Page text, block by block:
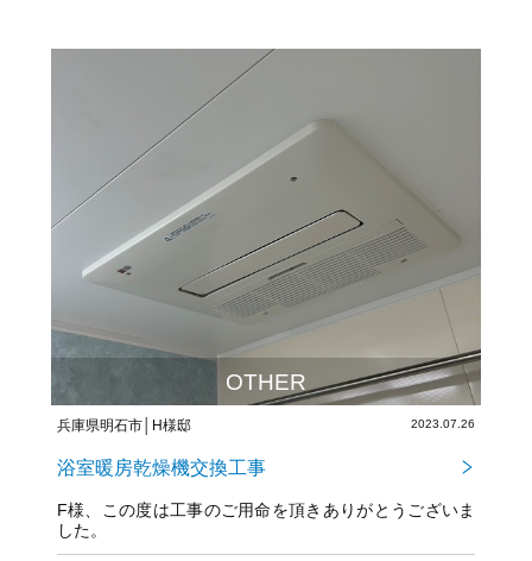
OTHER
兵庫県明石市│H様邸 2023.07.26
浴室暖房乾燥機交換工事
F様、この度は工事のご用命を頂きありがとうございま
した。